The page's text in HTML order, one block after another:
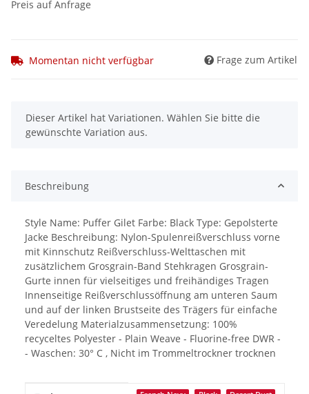
Preis auf Anfrage
Momentan nicht verfügbar Frage zum Artikel
x
Dieser Artikel hat Variationen. Wählen Sie bitte die
gewünschte Variation aus.
Beschreibung
Style Name: Puffer Gilet Farbe: Black Type: Gepolsterte
Jacke Beschreibung: Nylon-Spulenreißverschluss vorne
mit Kinnschutz Reißverschluss-Welttaschen mit
zusätzlichem Grosgrain-Band Stehkragen Grosgrain-
Gurte innen für vielseitiges und freihändiges Tragen
Innenseitige Reißverschlussöffnung am unteren Saum
und auf der linken Brustseite des Trägers für einfache
Veredelung Materialzusammensetzung: 100%
recyceltes Polyester - Plain Weave - Fluorine-free DWR -
- Waschen: 30° C , Nicht im Trommeltrockner trocknen